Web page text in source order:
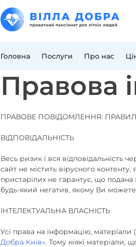
Головна Послуги Про нас
Правова
ПРАВОВЕ ПОВІДОМЛЕННЯ:
ВІДПОВІДАЛЬНІСТЬ
Весь ризик і вся відповідальність
сайт не містить вірусного
пристарілих не гарантує, що подана
будь-який негатив, якому Ви можете
ІНТЕЛЕКТУАЛЬНА ВЛАСНІСТЬ
Усі права на інформацію, матеріали
Добра Київ». Тому ніякі матеріали,